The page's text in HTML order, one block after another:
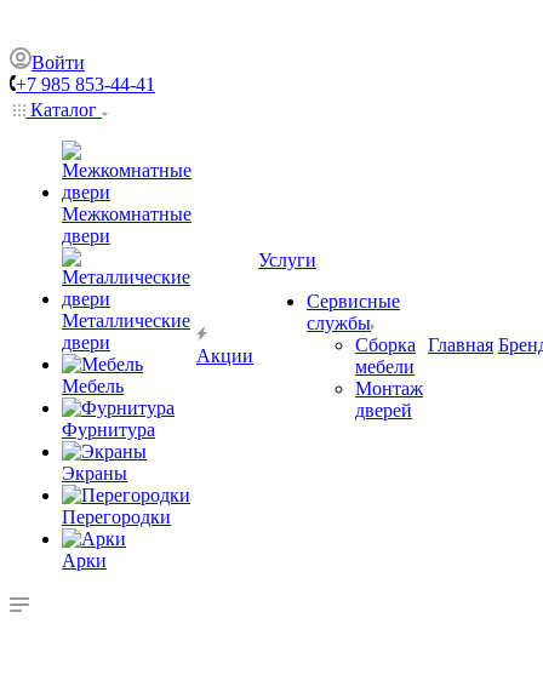
Войти
+7 985 853-44-41
Каталог
Межкомнатные
двери
Металлические
двери
Мебель
Фурнитура
Экраны
Перегородки
Арки
Акции
Услуги
Сервисные
службы
Сборка
мебели
Монтаж
дверей
Главная